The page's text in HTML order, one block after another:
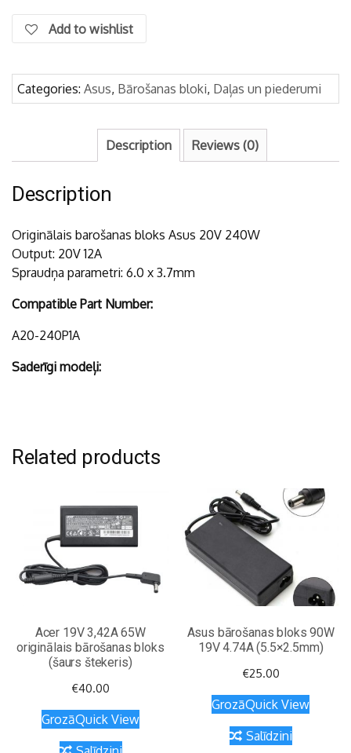
240W
originālais
bloks
(6,0
quantity
Add to wishlist
Categories: Asus, Bārošanas bloki, Daļas un piederumi
Description Reviews (0)
Description
Originālais barošanas bloks Asus 20V 240W
Output: 20V 12A
Spraudņa parametri: 6.0 x 3.7mm
Compatible Part Number:
A20-240P1A
Saderīgi modeļi:
Related products
Acer 19V 3,42A 65W
originālais bārošanas bloks
(šaurs štekeris)
€40.00
GrozāQuick View
Asus bārošanas bloks 90W
19V 4.74A (5.5×2.5mm)
€25.00
GrozāQuick View
Salīdzini